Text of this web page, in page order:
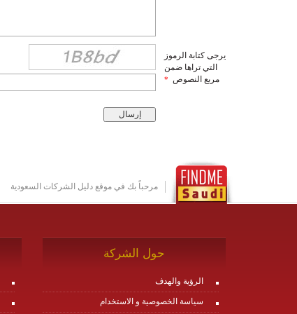
يرجى كتابة الرموز
التي تراها ضمن
مربع النصوص *
مرحباً بك في موقع دليل الشركات السعودية
حول الشركة
الرؤية والهدف
سياسة الخصوصية و الاستخدام